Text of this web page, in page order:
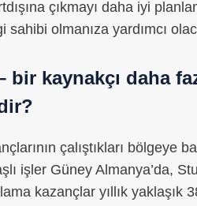
çıkmayı daha iyi
olmanıza yardımcı
kaynakçı daha
çalıştıkları bölgeye
işler Güney Almanya’da,
kazançlar yıllık yaklaşık